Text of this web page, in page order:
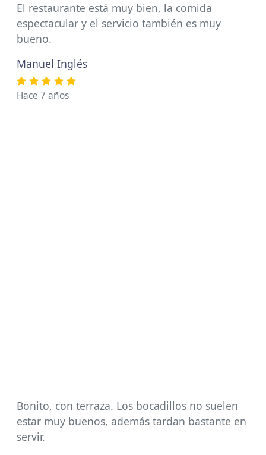
El restaurante está muy bien, la comida
espectacular y el servicio también es muy
bueno.
Manuel Inglés
Hace 7 años
Bonito, con terraza. Los bocadillos no suelen
estar muy buenos, además tardan bastante en
servir.